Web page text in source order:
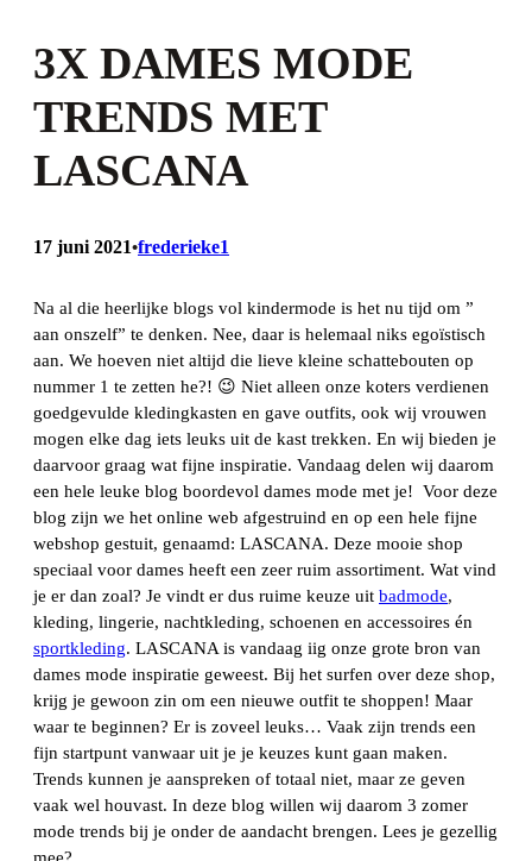
3X DAMES MODE
TRENDS MET
LASCANA
17 juni 2021•frederieke1
Na al die heerlijke blogs vol kindermode is het nu tijd om ”
aan onszelf” te denken. Nee, daar is helemaal niks egoïstisch
aan. We hoeven niet altijd die lieve kleine schattebouten op
nummer 1 te zetten he?! 😉 Niet alleen onze koters verdienen
goedgevulde kledingkasten en gave outfits, ook wij vrouwen
mogen elke dag iets leuks uit de kast trekken. En wij bieden je
daarvoor graag wat fijne inspiratie. Vandaag delen wij daarom
een hele leuke blog boordevol dames mode met je! Voor deze
blog zijn we het online web afgestruind en op een hele fijne
webshop gestuit, genaamd: LASCANA. Deze mooie shop
speciaal voor dames heeft een zeer ruim assortiment. Wat vind
je er dan zoal? Je vindt er dus ruime keuze uit badmode,
kleding, lingerie, nachtkleding, schoenen en accessoires én
sportkleding. LASCANA is vandaag iig onze grote bron van
dames mode inspiratie geweest. Bij het surfen over deze shop,
krijg je gewoon zin om een nieuwe outfit te shoppen! Maar
waar te beginnen? Er is zoveel leuks… Vaak zijn trends een
fijn startpunt vanwaar uit je je keuzes kunt gaan maken.
Trends kunnen je aanspreken of totaal niet, maar ze geven
vaak wel houvast. In deze blog willen wij daarom 3 zomer
mode trends bij je onder de aandacht brengen. Lees je gezellig